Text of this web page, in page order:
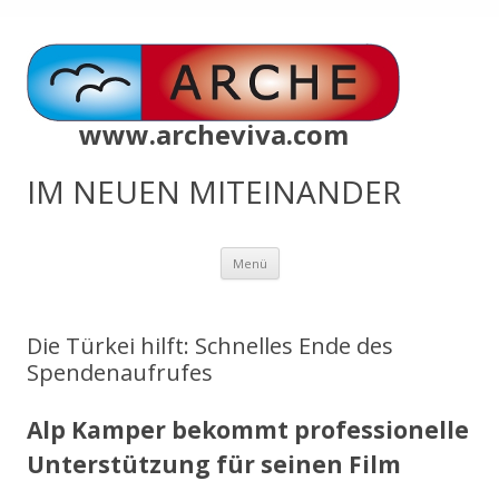
www.archeviva.com
IM NEUEN MITEINANDER
Menü Zum
springen
Die Türkei hilft: Schnelles Ende des
Spendenaufrufes
Alp Kamper bekommt professionelle
Unterstützung für seinen Film